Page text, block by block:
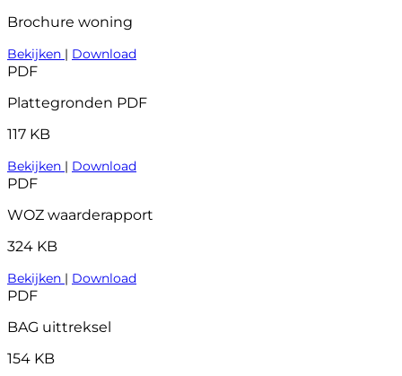
Brochure woning
Bekijken | Download
PDF
Plattegronden PDF
117 KB
Bekijken | Download
PDF
WOZ waarderapport
324 KB
Bekijken | Download
PDF
BAG uittreksel
154 KB